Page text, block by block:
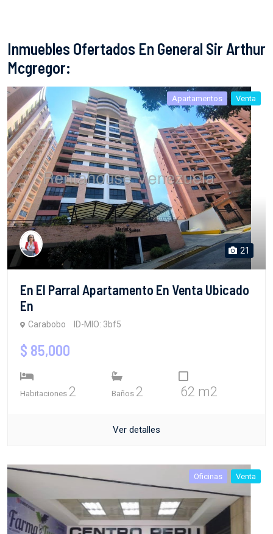
Inmuebles Ofertados En General Sir Arthur
Mcgregor:
Apartamentos Venta
21
En El Parral Apartamento En Venta Ubicado
En
Carabobo ID-MIO: 3bf5
$ 85,000
Habitaciones 2 Baños 2 62 m2
Ver detalles
Oficinas Venta